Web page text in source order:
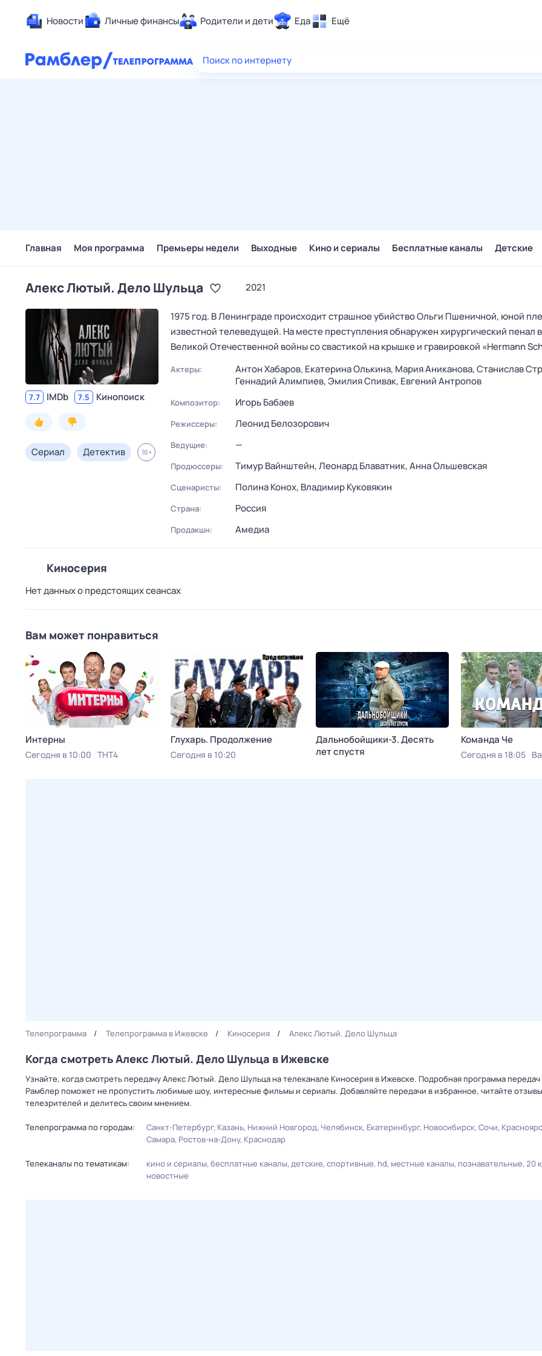
Новости Личные финансы Родители и дети Еда Ещё
Здоровье
Поиск по интернету
Главная Моя программа Премьеры недели Выходные Кино и сериалы Бесплатные каналы Детские
Алекс Лютый. Дело Шульца 2021
7.7 IMDb 7.5 Кинопоиск
Сериал Детектив 16+
1975 год. В Ленинграде происходит страшное убийство Ольги Пшеничной, юной
известной телеведущей. На месте преступления обнаружен хирургический пенал
Великой Отечественной войны со свастикой на крышке и гравировкой «Hermann
Актеры: Антон Хабаров, Екатерина Олькина, Мария Аниканова,Станислав
Геннадий Алимпиев,Эмилия Спивак, Евгений Антропов
Композитор: Игорь Бабаев
Режиссеры: Леонид Белозорович
Ведущие: —
Продюссеры: Тимур Вайнштейн,Леонард Блаватник,Анна Ольшевская
Сценаристы: Полина Конох, Владимир Куковякин
Страна: Россия
Продакшн: Амедиа
Киносерия
Нет данных о предстоящих сеансах
Вам может понравиться
Интерны
Сегодня в 10:00 ТНТ4
Глухарь. Продолжение
Сегодня в 10:20
Дальнобойщики-3. Десять
лет спустя
Команда Че
Сегодня в 18:05
Телепрограмма Телепрограмма в Ижевске Киносерия Алекс Лютый. Дело Шульца
Когда смотреть Алекс Лютый. Дело Шульца в Ижевске
Узнайте, когда смотреть передачу Алекс Лютый. Дело Шульца на телеканале Киносерия в Ижевске. Подробная программа передач
Рамблер поможет не пропустить любимые шоу, интересные фильмы и сериалы. Добавляйте передачи в избранное, читайте отзывы
телезрителей и делитесь своим мнением.
Телепрограмма по городам: Санкт-Петербург Казань Нижний Новгород Челябинск Екатеринбург Новосибирск Сочи
Самара Ростов-на-Дону Краснодар
Телеканалы по тематикам: кино и сериалы бесплатные каналы детские спортивные hd местные каналы познавательные 20
новостные